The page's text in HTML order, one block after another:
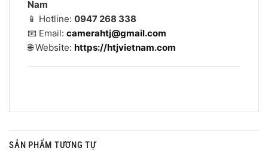
Nam
📱 Hotline: 0947 268 338
📧 Email: camerahtj@gmail.com
🌐 Website: https://htjvietnam.com
SẢN PHẨM TƯƠNG TỰ